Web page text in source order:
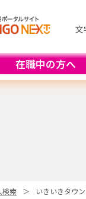
在職中の方へ
文
検索 いきいきタウ